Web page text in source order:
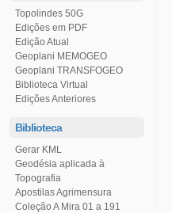
Topolindes 50G
Edições em PDF
Edição Atual
Geoplani MEMOGEO
Geoplani TRANSFOGEO
Biblioteca Virtual
Edições Anteriores
Biblioteca
Gerar KML
Topografia
Apostilas Agrimensura
Coleção A Mira 01 a 191